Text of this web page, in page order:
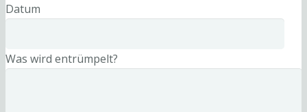
Datum
Was wird entrümpelt?